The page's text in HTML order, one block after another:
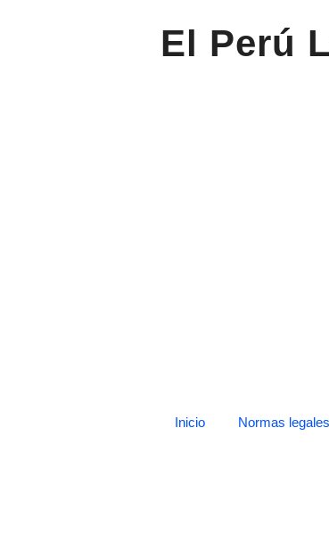
El Perú
Inicio Normas